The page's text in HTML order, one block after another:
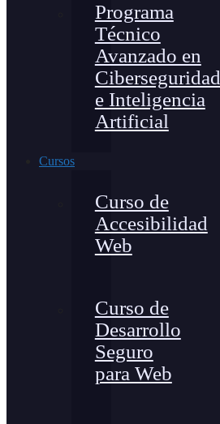
Programa
Técnico
Avanzado en
Ciberseguridad
e Inteligencia
Artificial
Cursos
Curso de
Accesibilidad
Web
Curso de
Desarrollo
Seguro
para Web